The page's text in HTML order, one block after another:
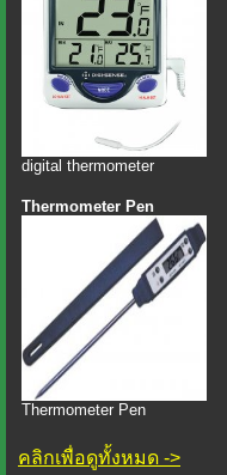
digital thermometer
Thermometer Pen
Thermometer Pen
คลิกเพื่อดูทั้งหมด ->